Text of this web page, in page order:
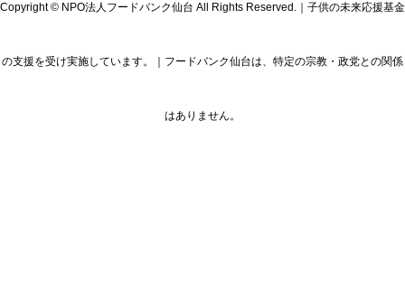
Copyright © NPO法人フードバンク仙台 All Rights Reserved.｜子供の未来応援基金
の支援を受け実施しています。｜フードバンク仙台は、特定の宗教・政党との関係
はありません。